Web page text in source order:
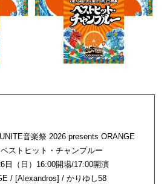
音楽祭 2026 presents ORANGE
ストヒット・チャンプルー
日（日）16:00開場/17:00開演
/ [Alexandros] / かりゆし58